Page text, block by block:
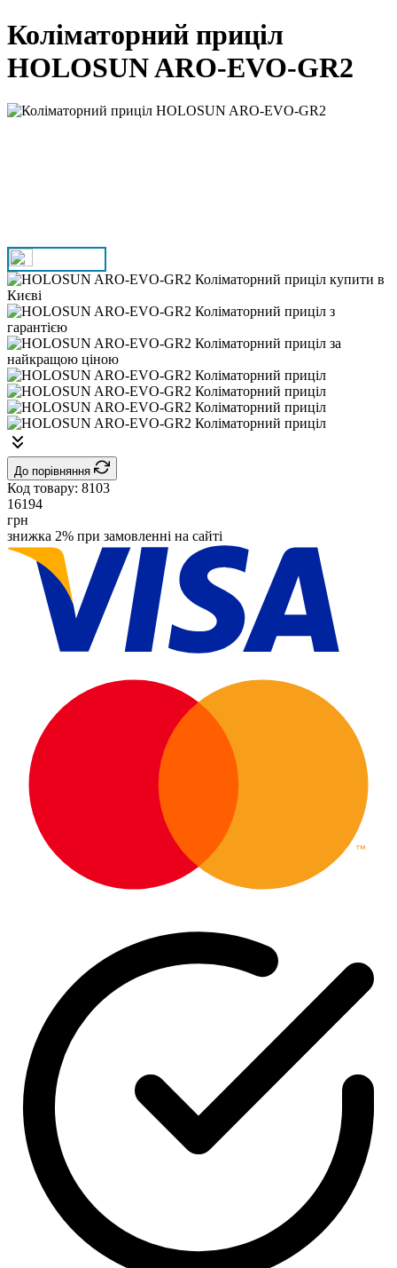
Коліматорний приціл
HOLOSUN ARO-EVO-GR2
До порівняння
Код товару: 8103
16194
грн
знижка 2% при замовленні на сайті